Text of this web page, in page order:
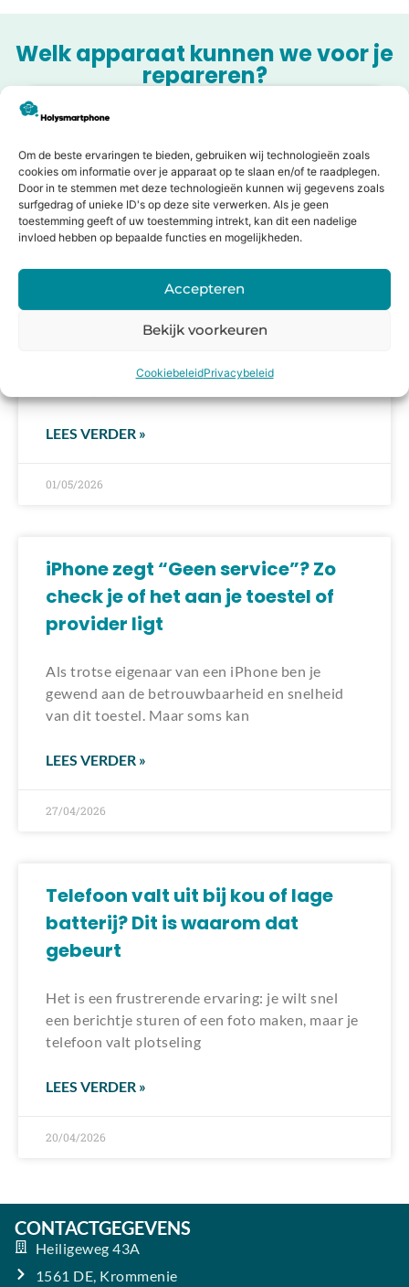
Om de beste ervaringen te bieden, gebruiken wij technologieën zoals
cookies om informatie over je apparaat op te slaan en/of te raadplegen.
Door in te stemmen met deze technologieën kunnen wij gegevens zoals
surfgedrag of unieke ID's op deze site verwerken. Als je geen
toestemming geeft of uw toestemming intrekt, kan dit een nadelige
invloed hebben op bepaalde functies en mogelijkheden.
Accepteren
Bekijk voorkeuren
CookiebeleidPrivacybeleid
Welk apparaat kunnen we voor je
repareren?
Laden van modellen..
Relevante artikelen
Oplaadpoort van je telefoon
schoonmaken: zo doe je het veilig
kans groot dat je deze dagelijks gebruikt en dus
LEES VERDER »
01/05/2026
iPhone zegt “Geen service”? Zo
check je of het aan je toestel of
provider ligt
Als trotse eigenaar van een iPhone ben je
gewend aan de betrouwbaarheid en snelheid
van dit toestel. Maar soms kan
LEES VERDER »
27/04/2026
Telefoon valt uit bij kou of lage
batterij? Dit is waarom dat
gebeurt
Het is een frustrerende ervaring: je wilt snel
een berichtje sturen of een foto maken, maar je
telefoon valt plotseling
LEES VERDER »
20/04/2026
CONTACTGEGEVENS
Heiligeweg 43A
1561 DE, Krommenie